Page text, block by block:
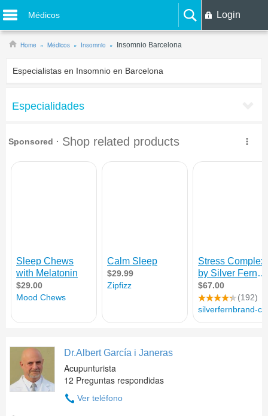
Médicos Login
Home Médicos Insomnio Insomnio Barcelona
Especialistas en Insomnio en Barcelona
Especialidades
Dr.Albert García i Janeras
Acupunturista
12 Preguntas respondidas
Ver teléfono